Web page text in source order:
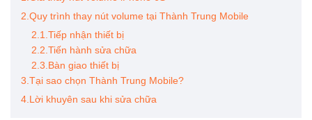
2.Quy trình thay nút volume tại Thành Trung Mobile
2.1.Tiếp nhận thiết bị
2.2.Tiến hành sửa chữa
2.3.Bàn giao thiết bị
3.Tại sao chọn Thành Trung Mobile?
4.Lời khuyên sau khi sửa chữa